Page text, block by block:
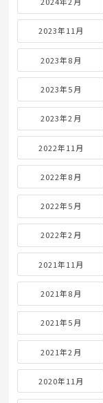
2023年11月
2023年8月
2023年5月
2023年2月
2022年11月
2022年8月
2022年5月
2022年2月
2021年11月
2021年8月
2021年5月
2021年2月
2020年11月